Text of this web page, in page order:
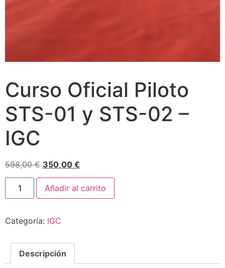
Curso Oficial Piloto
STS-01 y STS-02 –
IGC
598,00€ 350,00 €
Añadir al carrito
Categoría: IGC
Descripción